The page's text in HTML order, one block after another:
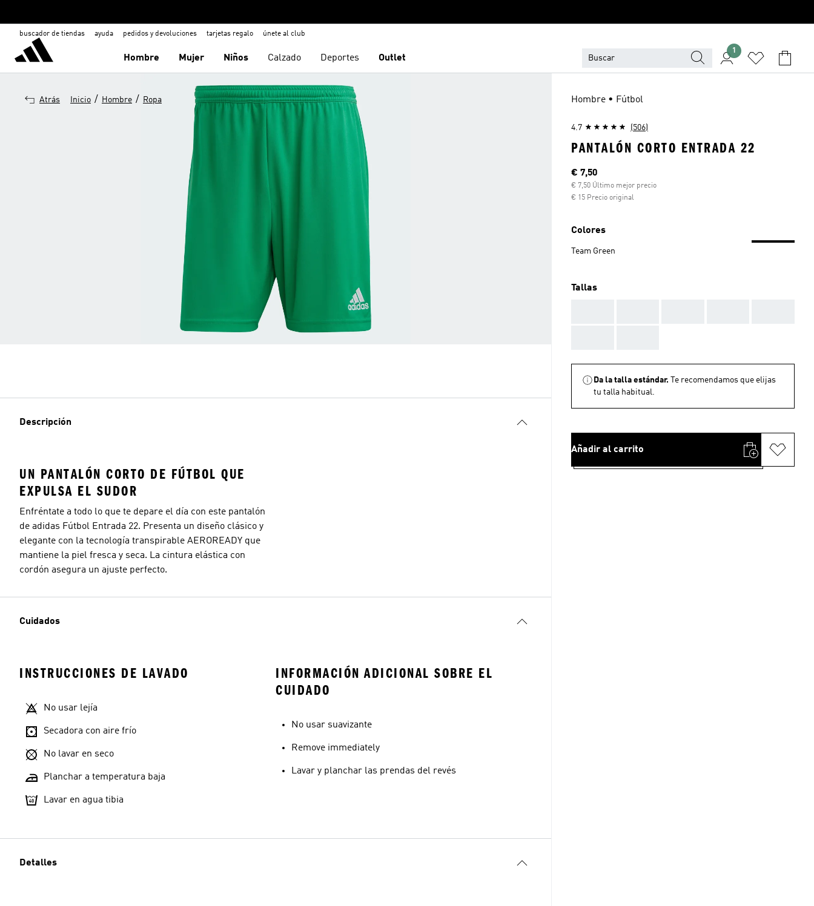
buscador de tiendas ayuda pedidos y devoluciones tarjetas regalo únete al club
Hombre Mujer Niños Calzado Deportes Outlet
1
Atrás Inicio / Hombre / Ropa
Descripción
UN PANTALÓN CORTO DE FÚTBOL QUE
EXPULSA EL SUDOR
Enfréntate a todo lo que te depare el día con este pantalón
de adidas Fútbol Entrada 22. Presenta un diseño clásico y
elegante con la tecnología transpirable AEROREADY que
mantiene la piel fresca y seca. La cintura elástica con
cordón asegura un ajuste perfecto.
Cuidados
INSTRUCCIONES DE LAVADO
No usar lejía
Secadora con aire frío
No lavar en seco
Planchar a temperatura baja
Lavar en agua tibia
INFORMACIÓN ADICIONAL SOBRE EL
CUIDADO
No usar suavizante
Remove immediately
Lavar y planchar las prendas del revés
Detalles
Hombre • Fútbol
4.7 (506)
PANTALÓN CORTO ENTRADA 22
Precio actual
€ 7,50
€ 7,50 Último mejor precio
€ 15 Precio original
Colores
Team Green
Tallas
Da la talla estándar.
Te recomendamos que elijas
tu talla habitual.
Añadir al carrito